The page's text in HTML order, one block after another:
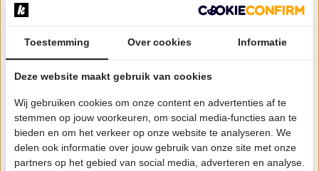
beschouwt het viertal als “het beste wat Nederland
aan rootsmuziek te bieden heeft”. Niet voor niets
staan bij de mannen al de Waterford Crystal Bowl, de
Silver Fiddle Award en de Gram Parsons Award op de
plank - alle voor akoestische performance. Het
kwartet speelt de bluegrass virtuoos en recht uit het
hart, met bakken akoestisch vakmanschap. “High-
energy bluegrass at its finest”, hoorde het
Amerikaanse Bluegrass Unlimited Magazine.
Toestemming Over cookies Informatie
Deze website maakt gebruik van cookies
Wij gebruiken cookies om onze content en advertenties af te
stemmen op jouw voorkeuren, om social media-functies aan te
bieden en om het verkeer op onze website te analyseren. We
delen ook informatie over jouw gebruik van onze site met onze
partners op het gebied van social media, adverteren en analyse.